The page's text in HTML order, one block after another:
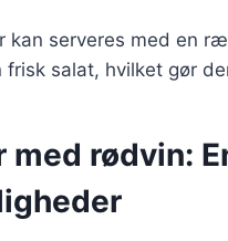
kan serveres med en
frisk salat, hvilket gør
med rødvin: